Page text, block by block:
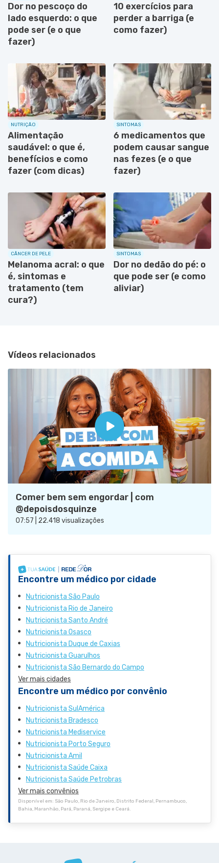
Dor no pescoço do
lado esquerdo: o que
pode ser (e o que
fazer)
10 exercícios para
perder a barriga (e
como fazer)
NUTRIÇÃO
Alimentação
saudável: o que é,
benefícios e como
fazer (com dicas)
SINTOMAS
6 medicamentos que
podem causar sangue
nas fezes (e o que
fazer)
CÂNCER DE PELE
Melanoma acral: o que
é, sintomas e
tratamento (tem
cura?)
SINTOMAS
Dor no dedão do pé: o
que pode ser (e como
aliviar)
Vídeos relacionados
Comer bem sem engordar | com
@depoisdosquinze
07:57 | 22.418 visualizações
Encontre um médico por cidade
Nutricionista São Paulo
Nutricionista Rio de Janeiro
Nutricionista Santo André
Nutricionista Osasco
Nutricionista Duque de Caxias
Nutricionista Guarulhos
Nutricionista São Bernardo do Campo
Ver mais cidades
Encontre um médico por convênio
Nutricionista SulAmérica
Nutricionista Bradesco
Nutricionista Mediservice
Nutricionista Porto Seguro
Nutricionista Amil
Nutricionista Saúde Caixa
Nutricionista Saúde Petrobras
Ver mais convênios
Disponível em: São Paulo, Rio de Janeiro, Distrito Federal, Pernambuco,
Bahia, Maranhão, Pará, Paraná, Sergipe e Ceará.